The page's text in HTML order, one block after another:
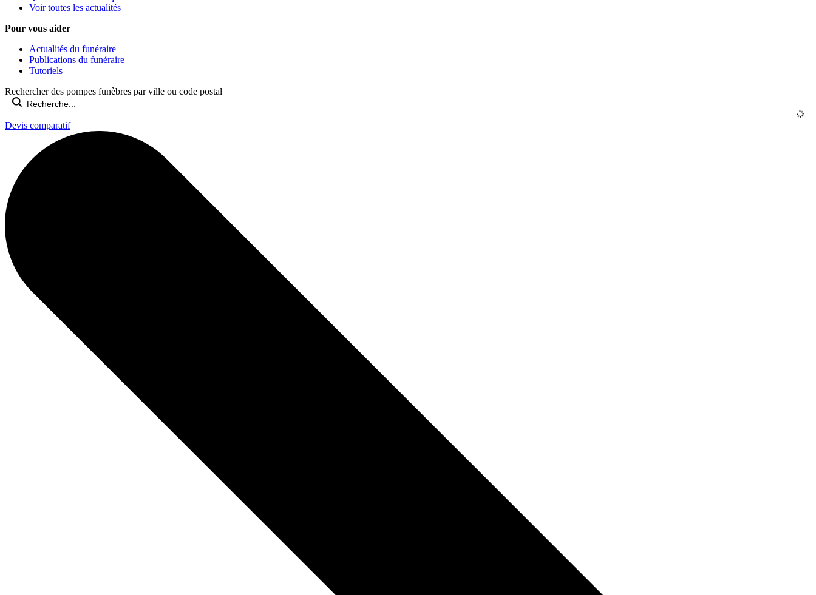
Voir toutes les actualités
Pour vous aider
Actualités du funéraire
Publications du funéraire
Tutoriels
Rechercher des pompes funèbres par ville ou code postal
Devis comparatif